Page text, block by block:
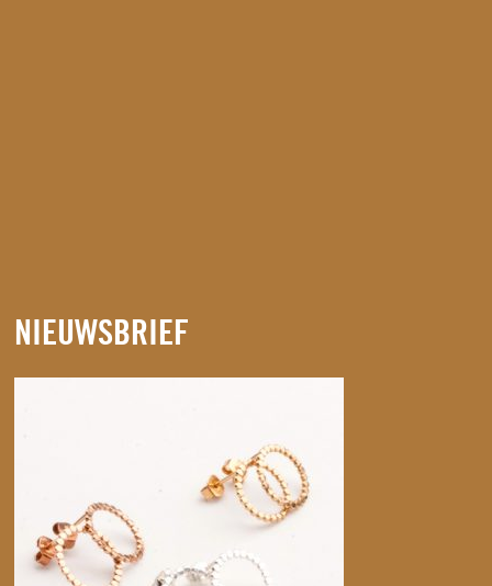
NIEUWSBRIEF